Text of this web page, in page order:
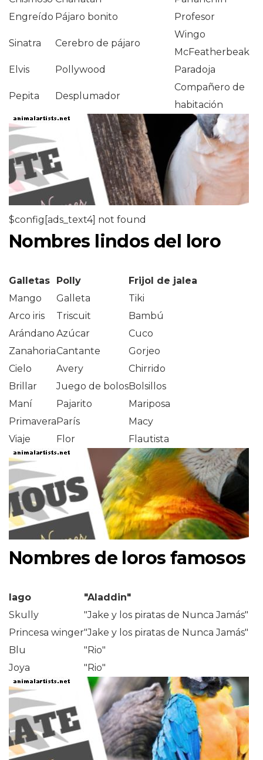
Engreído Pájaro bonito Profesor
Sinatra Cerebro de pájaro
Wingo
McFeatherbeak
Elvis
Pollywood Paradoja
Pepita Desplumador
Compañero de
habitación
$config[ads_text4] not found
Nombres lindos del loro
Galletas Polly
Frijol de jalea
Mango
Galleta
Tiki
Arco iris
Triscuit
Bambú
Arándano Azúcar
Cuco
ZanahoriaCantante
Gorjeo
Cielo
Avery
Chirrido
Brillar
Juego de bolosBolsillos
Maní
Pajarito
Mariposa
PrimaveraParís
Macy
Viaje
Flor Flautista
Nombres de loros famosos
Iago
"Aladdin"
Skully
"Jake y los piratas de Nunca Jamás"
Princesa winger"Jake y los piratas de Nunca Jamás"
Blu
"Rio"
Joya
"Rio"